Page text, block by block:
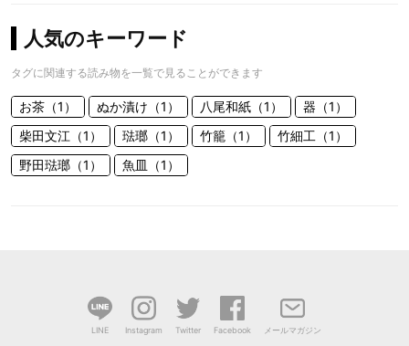
人気のキーワード
タグに関連する読み物を一覧で見ることができます
お茶（1） ぬか漬け（1） 八尾和紙（1）
器（1）
柴田文江（1）
琺瑯（1） 竹籠（1）
竹細工（1）
野田琺瑯（1）
魚皿（1）
LINE Instagram Twitter Facebook メールマガジン